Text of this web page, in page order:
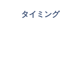
タイミング